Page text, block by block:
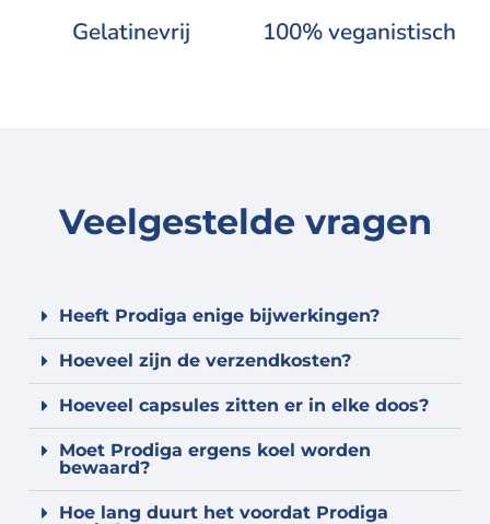
Gelatinevrij 100% veganistisch
Veelgestelde vragen
Heeft Prodiga enige bijwerkingen?
Hoeveel zijn de verzendkosten?
Hoeveel capsules zitten er in elke doos?
Moet Prodiga ergens koel worden
bewaard?
Hoe lang duurt het voordat Prodiga